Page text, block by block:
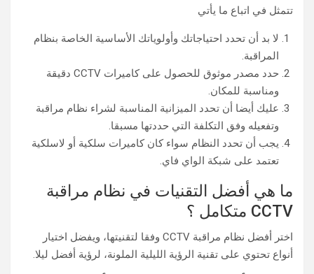
تتمثل في اتباع ما يأتي
لا بد أن تحدد احتياجاتك وأولوياتك الأساسية الخاصة بنظام
المراقبة.
حدد مصدر موثوق للحصول على كاميرات CCTV دقيقة
ومناسبة للمكان.
عليك أيضا أن تحدد الميزانية المناسبة لشراء نظام مراقبة
وتفعيله وفق التكلفة التي حددتها مسبقا.
يجب أن تحدد النظام سواء كان كاميرات سلكية أو لاسلكية
تعتمد على شبكة الواي فاي.
ما هي أفضل التقنيات في نظام مراقبة
CCTV متكامل ؟
اختر أفضل نظام مراقبة CCTV وفقا لتقنيتها، ويفضل اختيار
أنواع تحتوي على تقنية الرؤية الليلية الملونة، لرؤية أفضل ليلا.